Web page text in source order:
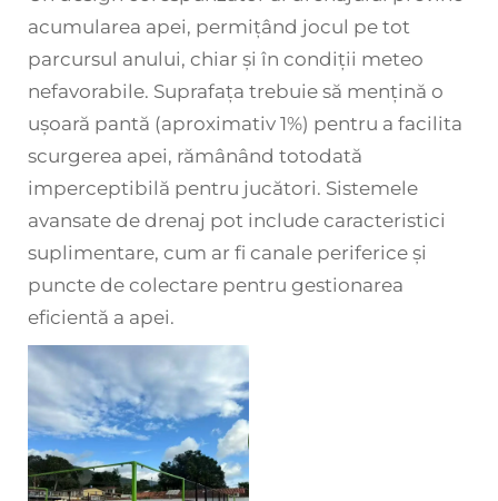
acumularea apei, permițând jocul pe tot
parcursul anului, chiar și în condiții meteo
nefavorabile. Suprafața trebuie să mențină o
ușoară pantă (aproximativ 1%) pentru a facilita
scurgerea apei, rămânând totodată
imperceptibilă pentru jucători. Sistemele
avansate de drenaj pot include caracteristici
suplimentare, cum ar fi canale periferice și
puncte de colectare pentru gestionarea
eficientă a apei.